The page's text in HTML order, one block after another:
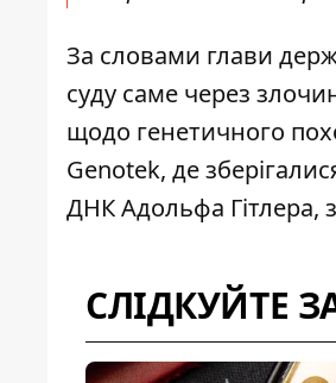
За словами глави
суду саме через
щодо генетичного
Genotek, де
ДНК Адольфа Гітлера,
СЛІДКУЙТЕ